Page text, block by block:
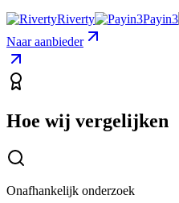
Riverty
Payin3
Naar aanbieder
Hoe wij vergelijken
Onafhankelijk onderzoek